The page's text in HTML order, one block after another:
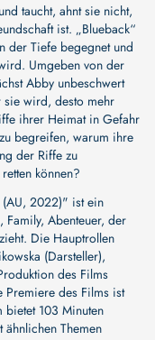
taucht, ahnt sie nicht,
ist. „Blueback“
der Tiefe begegnet und
Umgeben von der
Abby unbeschwert
sie wird, desto mehr
ihrer Heimat in Gefahr
begreifen, warum ihre
der Riffe zu
können?
(AU, 2022)" ist ein
Abenteuer, der
Die Hauptrollen
(Darsteller),
des Films
Premiere des Films ist
bietet 103 Minuten
Themen